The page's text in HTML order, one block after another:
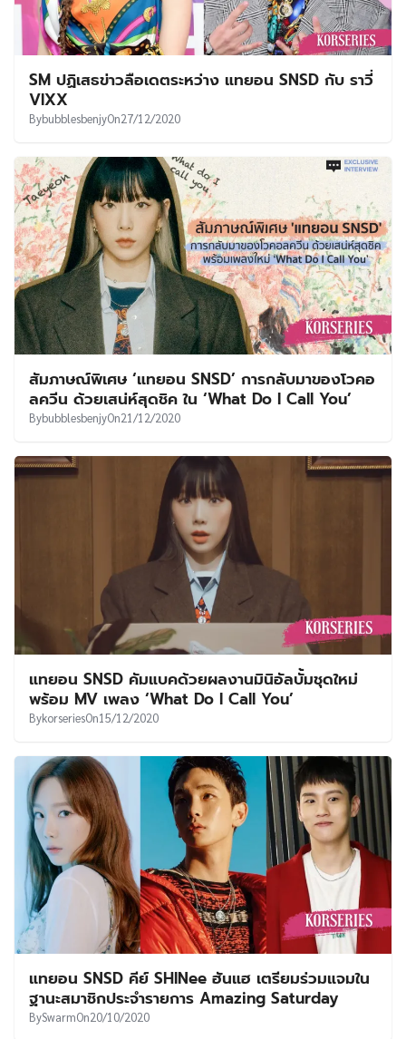
SM ปฏิเสธข่าวลือเดตระหว่าง แทยอน SNSD กับ ราวี่
VIXX
BybubblesbenjyOn27/12/2020
สัมภาษณ์พิเศษ ‘แทยอน SNSD’ การกลับมาของโวคอ
ลควีน ด้วยเสน่ห์สุดชิค ใน ‘What Do I Call You’
BybubblesbenjyOn21/12/2020
แทยอน SNSD คัมแบคด้วยผลงานมินิอัลบั้มชุดใหม่
พร้อม MV เพลง ‘What Do I Call You’
BykorseriesOn15/12/2020
แทยอน SNSD คีย์ SHINee ฮันแฮ เตรียมร่วมแจมใน
ฐานะสมาชิกประจำรายการ Amazing Saturday
BySwarmOn20/10/2020